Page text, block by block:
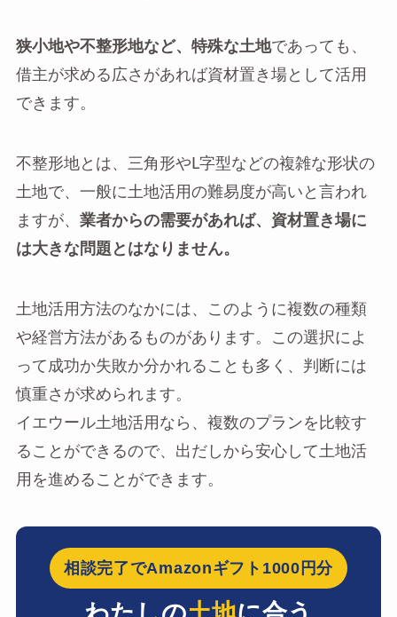
狭小地や不整形地など、特殊な土地であっても、
借主が求める広さがあれば資材置き場として活用
できます。
不整形地とは、三角形やL字型などの複雑な形状の
土地で、一般に土地活用の難易度が高いと言われ
ますが、 業者からの需要があれば、資材置き場に
は大きな問題とはなりません。
土地活用方法のなかには、このように複数の種類
や経営方法があるものがあります。この選択によ
って成功か失敗か分かれることも多く、判断には
慎重さが求められます。
イエウール土地活用なら、複数のプランを比較す
ることができるので、出だしから安心して土地活
用を進めることができます。
相談完了でAmazonギフト1000円分